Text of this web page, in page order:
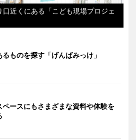
近くにある「こども現場プロジェ
ものを探す「げんばみっけ」
ペースにもさまざまな資料や体験を